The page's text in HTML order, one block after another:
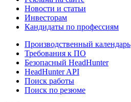
Новости и статьи
Инвесторам
Кандидаты по профессиям
Производственный календарь
Требования к ПО
Безопасный HeadHunter
HeadHunter API
Поиск работы
Поиск по резюме